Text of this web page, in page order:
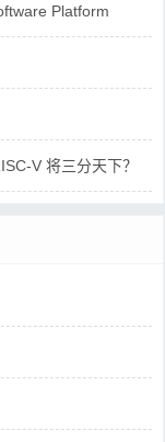
Platform
V 将三分天下？